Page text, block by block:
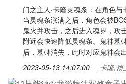
门之主人·卡隆灵魂条：在角色与
当灵魂条涨满之后，角色会被
鬼火并攻击，之后进入魂界，攻
附近会快速降低灵魂条。鬼神墓
后，墓碑消失，此时对应鬼神会
2023-05-13 14:07:00 卡隆,领